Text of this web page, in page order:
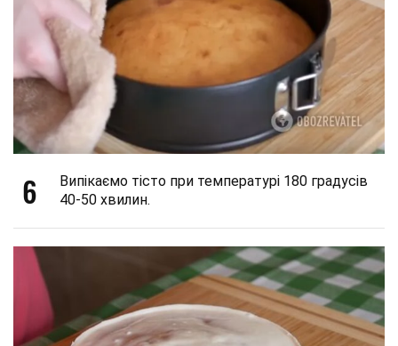
6
Випікаємо тісто при температурі 180 градусів
40-50 хвилин.